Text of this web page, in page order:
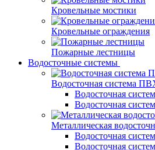
Кровельные мостики
Кровельные ограждения
Пожарные лестницы
Водосточные системы
Водосточная система
Водосточная
Водосточная
Металлическая
Водосточная
Водосточная